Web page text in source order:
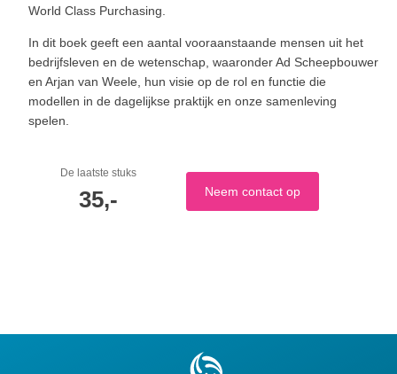
World Class Purchasing.
In dit boek geeft een aantal vooraanstaande mensen uit het
bedrijfsleven en de wetenschap, waaronder Ad Scheepbouwer
en Arjan van Weele, hun visie op de rol en functie die
modellen in de dagelijkse praktijk en onze samenleving
spelen.
De laatste stuks
35,- Neem contact op